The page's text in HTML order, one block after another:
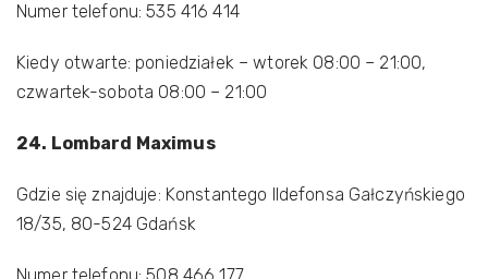
Numer telefonu: 535 416 414
Kiedy otwarte: poniedziałek – wtorek 08:00 – 21:00,
czwartek-sobota 08:00 – 21:00
24. Lombard Maximus
Gdzie się znajduje: Konstantego Ildefonsa Gałczyńskiego
18/35, 80-524 Gdańsk